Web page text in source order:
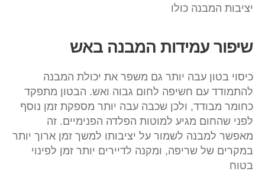
יציבות המבנה כולו​
שיפור עמידות המבנה באש
כיסוי בטון עבה יותר גם משפר את יכולת המבנה
להתמודד עם חשיפה לחום גבוה ואש. הבטון מתפקד
כחומר מבודד, ולכן שכבה עבה יותר מספקת זמן נוסף
לפני שהחום מגיע למוטות הפלדה הפנימיים. זה
מאפשר למבנה לשמור על יציבותו למשך זמן ארוך יותר
במקרים של שריפה, ומקנה לדיירים יותר זמן לפינוי
בטוח